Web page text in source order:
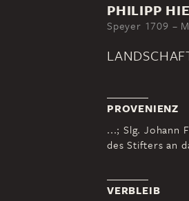
PHILIPP
Speyer 1709 –
PROVENIENZ
...; Slg. Johann
des Stifters an
VERBLEIB